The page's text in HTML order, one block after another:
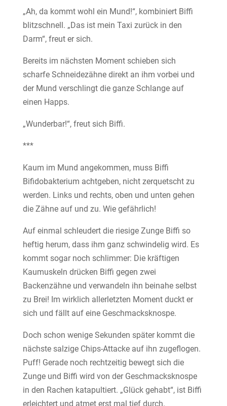
„Ah, da kommt wohl ein Mund!“, kombiniert Biffi
blitzschnell. „Das ist mein Taxi zurück in den
Darm“, freut er sich.
Bereits im nächsten Moment schieben sich
scharfe Schneidezähne direkt an ihm vorbei und
der Mund verschlingt die ganze Schlange auf
einen Happs.
„Wunderbar!“, freut sich Biffi.
***
Kaum im Mund angekommen, muss Biffi
Bifidobakterium achtgeben, nicht zerquetscht zu
werden. Links und rechts, oben und unten gehen
die Zähne auf und zu. Wie gefährlich!
Auf einmal schleudert die riesige Zunge Biffi so
heftig herum, dass ihm ganz schwindelig wird. Es
kommt sogar noch schlimmer: Die kräftigen
Kaumuskeln drücken Biffi gegen zwei
Backenzähne und verwandeln ihn beinahe selbst
zu Brei! Im wirklich allerletzten Moment duckt er
sich und fällt auf eine Geschmacksknospe.
Doch schon wenige Sekunden später kommt die
nächste salzige Chips-Attacke auf ihn zugeflogen.
Puff! Gerade noch rechtzeitig bewegt sich die
Zunge und Biffi wird von der Geschmacksknospe
in den Rachen katapultiert. „Glück gehabt“, ist Biffi
erleichtert und atmet erst mal tief durch.